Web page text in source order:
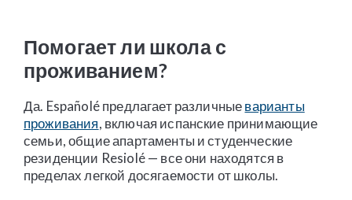
Помогает ли школа с
проживанием?
Да. Españolé предлагает различныеварианты
проживания, включая испанские принимающие
семьи, общие апартаменты и студенческие
резиденции Resiolé — все они находятся в
пределах легкой досягаемости от школы.